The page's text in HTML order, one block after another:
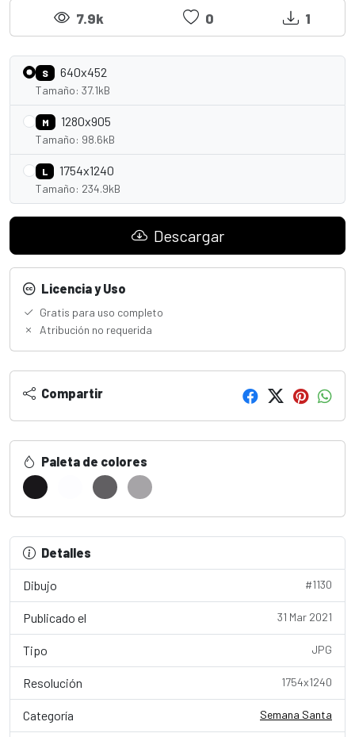
7.9k 0 1
S 640x452
Tamaño: 37.1kB
M 1280x905
Tamaño: 98.6kB
L 1754x1240
Tamaño: 234.9kB
Descargar
Licencia y Uso
Gratis para uso completo
Atribución no requerida
Compartir
Paleta de colores
Detalles
Dibujo #1130
Publicado el 31 Mar 2021
Tipo JPG
Resolución 1754x1240
Categoría Semana Santa